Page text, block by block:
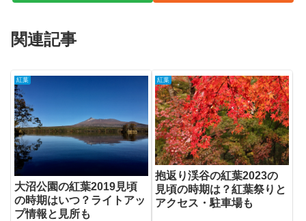
関連記事
紅葉
大沼公園の紅葉2019見頃
の時期はいつ？ライトアッ
プ情報と見所も
紅葉
抱返り渓谷の紅葉2023の
見頃の時期は？紅葉祭りと
アクセス・駐車場も